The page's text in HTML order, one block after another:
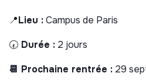
📍Lieu :Campus de Paris
🕢 Durée : 2 jours
📆 Prochaine rentrée : 29